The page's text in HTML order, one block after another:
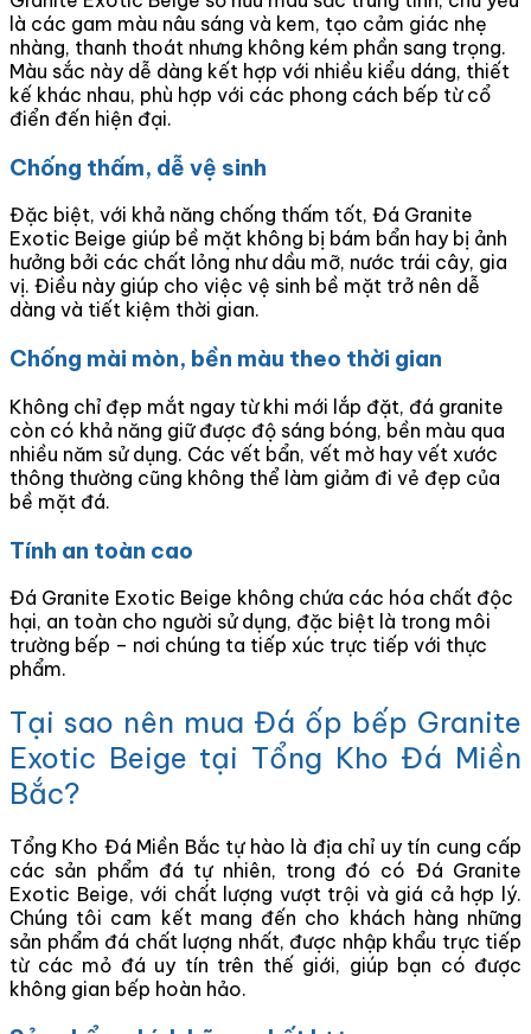
là các gam màu nâu sáng và kem, tạo cảm giác nhẹ
nhàng, thanh thoát nhưng không kém phần sang trọng.
Màu sắc này dễ dàng kết hợp với nhiều kiểu dáng, thiết
kế khác nhau, phù hợp với các phong cách bếp từ cổ
điển đến hiện đại.
Chống thấm, dễ vệ sinh
Đặc biệt, với khả năng chống thấm tốt, Đá Granite
Exotic Beige giúp bề mặt không bị bám bẩn hay bị ảnh
hưởng bởi các chất lỏng như dầu mỡ, nước trái cây, gia
vị. Điều này giúp cho việc vệ sinh bề mặt trở nên dễ
dàng và tiết kiệm thời gian.
Chống mài mòn, bền màu theo thời gian
Không chỉ đẹp mắt ngay từ khi mới lắp đặt, đá granite
còn có khả năng giữ được độ sáng bóng, bền màu qua
nhiều năm sử dụng. Các vết bẩn, vết mờ hay vết xước
thông thường cũng không thể làm giảm đi vẻ đẹp của
bề mặt đá.
Tính an toàn cao
Đá Granite Exotic Beige không chứa các hóa chất độc
hại, an toàn cho người sử dụng, đặc biệt là trong môi
trường bếp – nơi chúng ta tiếp xúc trực tiếp với thực
phẩm.
Tại sao nên mua Đá ốp bếp Granite
Exotic Beige tại Tổng Kho Đá Miền
Bắc?
Tổng Kho Đá Miền Bắc tự hào là địa chỉ uy tín cung cấp
các sản phẩm đá tự nhiên, trong đó có Đá Granite
Exotic Beige, với chất lượng vượt trội và giá cả hợp lý.
Chúng tôi cam kết mang đến cho khách hàng những
sản phẩm đá chất lượng nhất, được nhập khẩu trực tiếp
từ các mỏ đá uy tín trên thế giới, giúp bạn có được
không gian bếp hoàn hảo.